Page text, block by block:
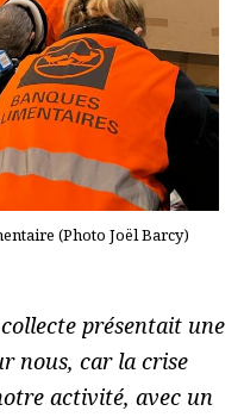
(Photo Joël Barcy)
présentait une
nous, car la crise
activité, avec un